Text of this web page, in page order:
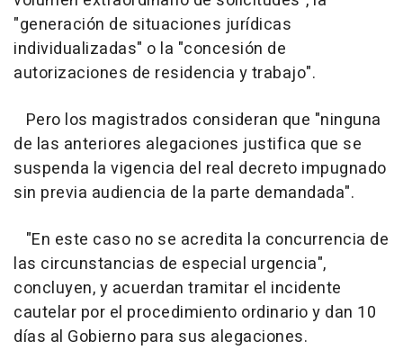
"generación de situaciones jurídicas
individualizadas" o la "concesión de
autorizaciones de residencia y trabajo".
Pero los magistrados consideran que "ninguna
de las anteriores alegaciones justifica que se
suspenda la vigencia del real decreto impugnado
sin previa audiencia de la parte demandada".
"En este caso no se acredita la concurrencia de
las circunstancias de especial urgencia",
concluyen, y acuerdan tramitar el incidente
cautelar por el procedimiento ordinario y dan 10
días al Gobierno para sus alegaciones.